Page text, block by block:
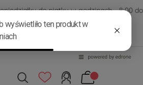
do piątku w godzinach - 8:00 do
15:00
sklep@modasizeplus.pl